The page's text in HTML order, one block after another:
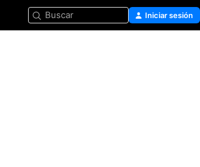
Buscar Iniciar sesión